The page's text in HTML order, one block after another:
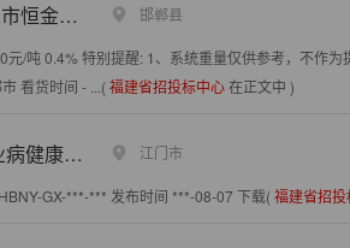
限公司 邯郸县
/吨 0.4% 特别提醒: 1、系统重量仅供参考，不作
看货时间 - ...(福建省招投标中心在正文中 )
终止公告 江门市
GX-***-*** 发布时间 ***-08-07 下载(福建省招